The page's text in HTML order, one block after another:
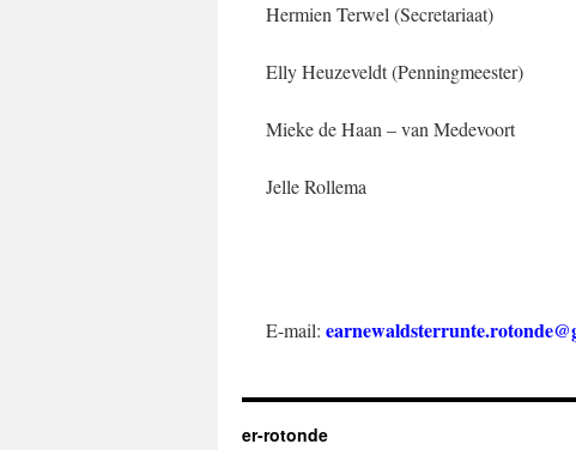
Hermien Terwel (Secretariaat)
Elly Heuzeveldt (Penningmeester)
Mieke de Haan – van Medevoort
Jelle Rollema
E-mail:
er-rotonde